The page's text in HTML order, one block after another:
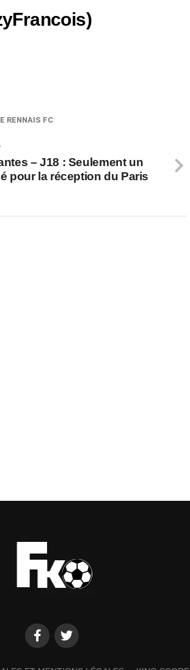
RENNAIS FC
– J18 : Seulement un
pour la réception du Paris